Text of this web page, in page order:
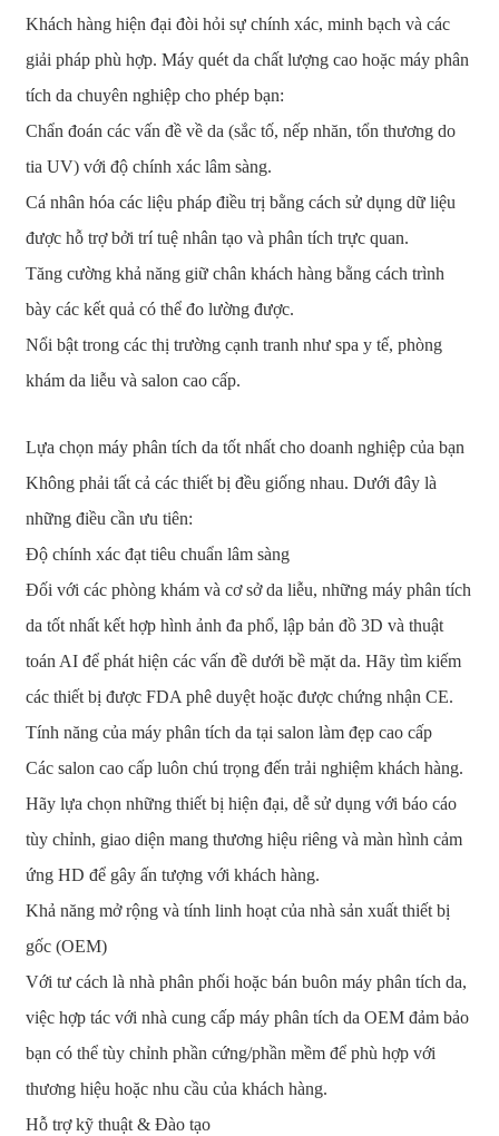
Khách hàng hiện đại đòi hỏi sự chính xác, minh bạch và các
giải pháp phù hợp. Máy quét da chất lượng cao hoặc máy phân
tích da chuyên nghiệp cho phép bạn:
Chẩn đoán các vấn đề về da (sắc tố, nếp nhăn, tổn thương do
tia UV) với độ chính xác lâm sàng.
Cá nhân hóa các liệu pháp điều trị bằng cách sử dụng dữ liệu
được hỗ trợ bởi trí tuệ nhân tạo và phân tích trực quan.
Tăng cường khả năng giữ chân khách hàng bằng cách trình
bày các kết quả có thể đo lường được.
Nổi bật trong các thị trường cạnh tranh như spa y tế, phòng
khám da liễu và salon cao cấp.
Lựa chọn máy phân tích da tốt nhất cho doanh nghiệp của bạn
Không phải tất cả các thiết bị đều giống nhau. Dưới đây là
những điều cần ưu tiên:
Độ chính xác đạt tiêu chuẩn lâm sàng
Đối với các phòng khám và cơ sở da liễu, những máy phân tích
da tốt nhất kết hợp hình ảnh đa phổ, lập bản đồ 3D và thuật
toán AI để phát hiện các vấn đề dưới bề mặt da. Hãy tìm kiếm
các thiết bị được FDA phê duyệt hoặc được chứng nhận CE.
Tính năng của máy phân tích da tại salon làm đẹp cao cấp
Các salon cao cấp luôn chú trọng đến trải nghiệm khách hàng.
Hãy lựa chọn những thiết bị hiện đại, dễ sử dụng với báo cáo
tùy chỉnh, giao diện mang thương hiệu riêng và màn hình cảm
ứng HD để gây ấn tượng với khách hàng.
Khả năng mở rộng và tính linh hoạt của nhà sản xuất thiết bị
gốc (OEM)
Với tư cách là nhà phân phối hoặc bán buôn máy phân tích da,
việc hợp tác với nhà cung cấp máy phân tích da OEM đảm bảo
bạn có thể tùy chỉnh phần cứng/phần mềm để phù hợp với
thương hiệu hoặc nhu cầu của khách hàng.
Hỗ trợ kỹ thuật & Đào tạo